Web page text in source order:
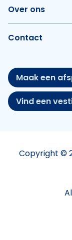
Over ons
Contact
Maak een
Vind een
Copyright ©